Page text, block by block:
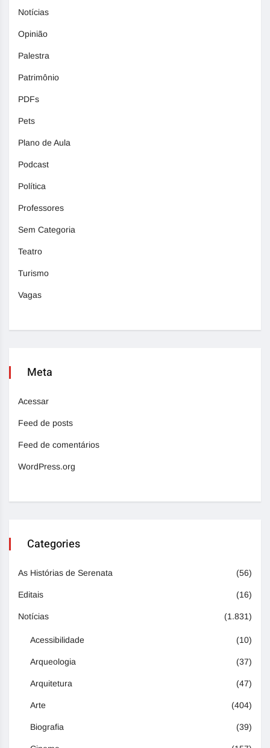
Notícias
Opinião
Palestra
Patrimônio
PDFs
Pets
Plano de Aula
Podcast
Política
Professores
Sem Categoria
Teatro
Turismo
Vagas
Meta
Acessar
Feed de posts
Feed de comentários
WordPress.org
Categories
As Histórias de Serenata (56)
Editais (16)
Notícias (1.831)
Acessibilidade (10)
Arqueologia (37)
Arquitetura (47)
Arte (404)
Biografia (39)